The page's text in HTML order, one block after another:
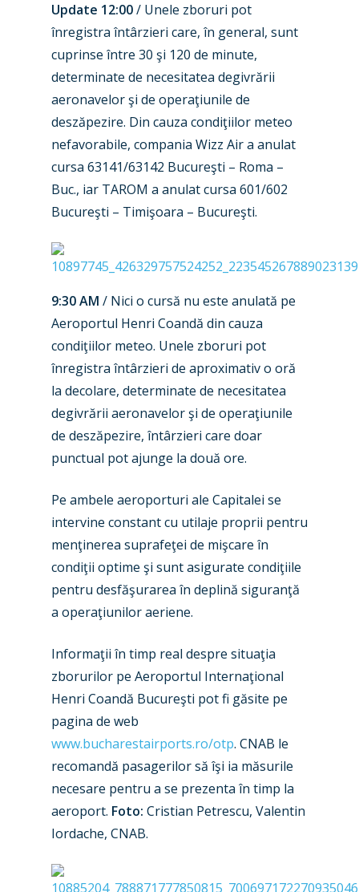
Update 12:00/ Unele zboruri pot
înregistra întârzieri care, în general, sunt
cuprinse între 30 şi 120 de minute,
determinate de necesitatea degivrării
aeronavelor şi de operaţiunile de
deszăpezire. Din cauza condiţiilor meteo
nefavorabile, compania Wizz Air a anulat
cursa 63141/63142 Bucureşti – Roma –
Buc., iar TAROM a anulat cursa 601/602
Bucureşti – Timişoara – Bucureşti.
9:30 AM / Nici o cursă nu este anulată pe
Aeroportul Henri Coandă din cauza
condiţiilor meteo. Unele zboruri pot
înregistra întârzieri de aproximativ o oră
la decolare, determinate de necesitatea
degivrării aeronavelor şi de operaţiunile
de deszăpezire, întârzieri care doar
punctual pot ajunge la două ore.
Pe ambele aeroporturi ale Capitalei se
intervine constant cu utilaje proprii pentru
menţinerea suprafeţei de mişcare în
condiţii optime şi sunt asigurate condiţiile
pentru desfăşurarea în deplină siguranţă
a operaţiunilor aeriene.
Informaţii în timp real despre situaţia
zborurilor pe Aeroportul Internaţional
Henri Coandă Bucureşti pot fi găsite pe
pagina de web
www.bucharestairports.ro/otp. CNAB le
recomandă pasagerilor să îşi ia măsurile
necesare pentru a se prezenta în timp la
aeroport. Foto: Cristian Petrescu, Valentin
Iordache, CNAB.
Industry
Accidents / Incidents
Airshows
Dubai 2025
Paris 2025
Farnborough 2022
Dubai 2019
Paris 2019
Business Jets
Military
Trip Reports
Marketplace
Jobs
Contact